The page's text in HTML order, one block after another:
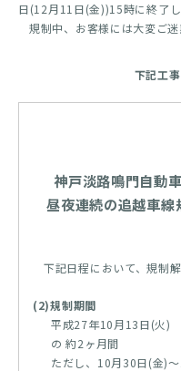
日(12月11日(金))15時に終了
規制中、お客様には大変ご迷
下記工
神戸淡路鳴門自動
昼夜連続の追越車
下記日程において、規制
(2)規制期間
平成27年10月13日(火
の 約2ヶ月間
ただし、10月30日(金)